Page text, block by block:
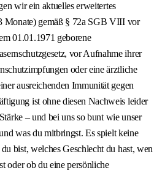
wir ein aktuelles erweitertes
Monate) gemäß § 72a SGB VIII vor
01.01.1971 geborene
vor Aufnahme ihrer
oder eine ärztliche
ausreichenden Immunität gegen
ist ohne diesen Nachweis leider
– und bei uns so bunt wie unser
was du mitbringst. Es spielt keine
bist, welches Geschlecht du hast, wen
oder ob du eine persönliche